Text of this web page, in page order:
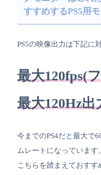
すすめするPS5用
PS5の映像出力は下記に
最大120fps(
最大120Hz出
今までのPS4だと最大で
ムレートになっています。
こちらを踏まえておす